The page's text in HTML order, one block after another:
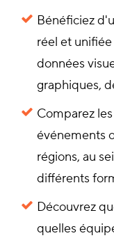
Bénéficiez
réel et
données
graphiques,
Comparez
événements
régions, au
différents
Découvrez
quelles